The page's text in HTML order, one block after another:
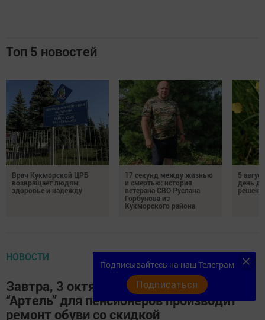
Топ 5 новостей
Врач Кукморской ЦРБ
возвращает людям
здоровье и надежду
17 секунд между жизнью
и смертью: история
ветерана СВО Руслана
Горбунова из
Кукморского района
5
день
НОВОСТИ
Завтра, 3 октября, обувная мастерская
“Артель” для пенсионеров производит
ремонт обуви со скидкой
Подписывайтесь на наш Телеграм
Подписаться